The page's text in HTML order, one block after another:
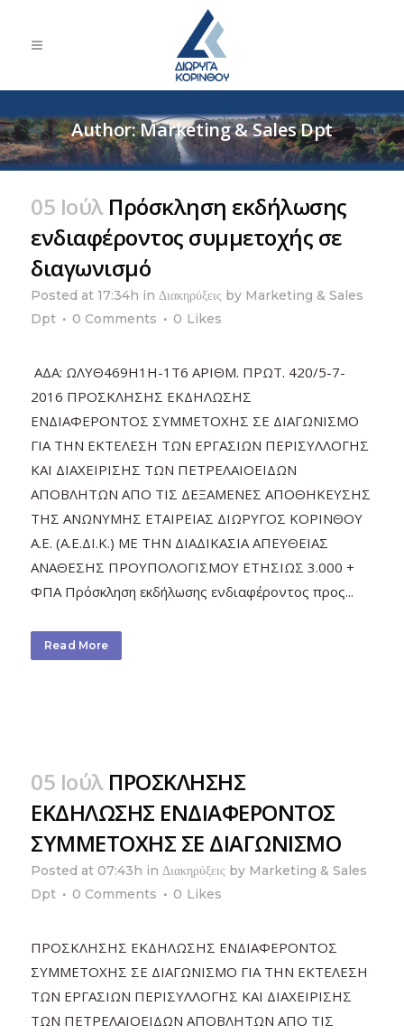
Author: Marketing & Sales Dpt
05 Ιούλ Πρόσκληση εκδήλωσης
ενδιαφέροντος συμμετοχής σε
διαγωνισμό
Posted at 17:34h inΔιακηρύξεις by Marketing & Sales
Dpt
0 Comments 0 Likes
ΑΔΑ: ΩΛΥΘ469Η1Η-1Τ6 ΑΡΙΘΜ. ΠΡΩΤ. 420/5-7-
2016 ΠΡΟΣΚΛΗΣΗΣ ΕΚΔΗΛΩΣΗΣ
ΕΝΔΙΑΦΕΡΟΝΤΟΣ ΣΥΜΜΕΤΟΧΗΣ ΣΕ ΔΙΑΓΩΝΙΣΜΟ
ΓΙΑ ΤΗΝ ΕΚΤΕΛΕΣΗ ΤΩΝ ΕΡΓΑΣΙΩΝ ΠΕΡΙΣΥΛΛΟΓΗΣ
ΚΑΙ ΔΙΑΧΕΙΡΙΣΗΣ ΤΩΝ ΠΕΤΡΕΛΑΙΟΕΙΔΩΝ
ΑΠΟΒΛΗΤΩΝ ΑΠΟ ΤΙΣ ΔΕΞΑΜΕΝΕΣ ΑΠΟΘΗΚΕΥΣΗΣ
ΤΗΣ ΑΝΩΝΥΜΗΣ ΕΤΑΙΡΕΙΑΣ ΔΙΩΡΥΓΟΣ ΚΟΡΙΝΘΟΥ
Α.Ε. (Α.Ε.ΔΙ.Κ.) ΜΕ ΤΗΝ ΔΙΑΔΙΚΑΣΙΑ ΑΠΕΥΘΕΙΑΣ
ΑΝΑΘΕΣΗΣ ΠΡΟΥΠΟΛΟΓΙΣΜΟΥ ΕΤΗΣΙΩΣ 3.000 +
ΦΠΑ Πρόσκληση εκδήλωσης ενδιαφέροντος προς...
Read More
05 Ιούλ ΠΡΟΣΚΛΗΣΗΣ
ΕΚΔΗΛΩΣΗΣ ΕΝΔΙΑΦΕΡΟΝΤΟΣ
ΣΥΜΜΕΤΟΧΗΣ ΣΕ ΔΙΑΓΩΝΙΣΜΟ
Posted at 07:43h inΔιακηρύξεις by Marketing & Sales
Dpt
0 Comments 0 Likes
ΠΡΟΣΚΛΗΣΗΣ ΕΚΔΗΛΩΣΗΣ ΕΝΔΙΑΦΕΡΟΝΤΟΣ
ΣΥΜΜΕΤΟΧΗΣ ΣΕ ΔΙΑΓΩΝΙΣΜΟ ΓΙΑ ΤΗΝ ΕΚΤΕΛΕΣΗ
ΤΩΝ ΕΡΓΑΣΙΩΝ ΠΕΡΙΣΥΛΛΟΓΗΣ ΚΑΙ ΔΙΑΧΕΙΡΙΣΗΣ
ΤΩΝ ΠΕΤΡΕΛΑΙΟΕΙΔΩΝ ΑΠΟΒΛΗΤΩΝ ΑΠΟ ΤΙΣ